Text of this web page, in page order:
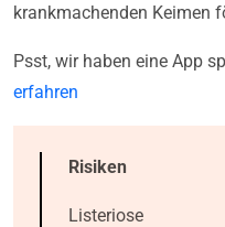
krankmachenden Keimen
Psst, wir haben eine App
erfahren
Risiken
Listeriose